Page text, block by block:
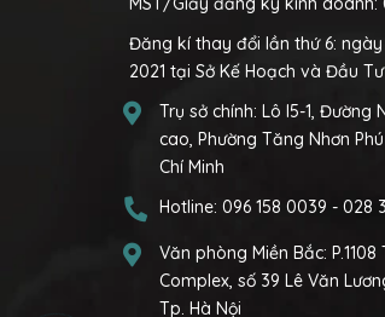
Đăng kí thay đổi lần thứ 6:
2021 tại Sở Kế Hoạch và Đầu
Trụ sở chính: Lô I5-1, Đường
cao, Phường Tăng Nhơn
Chí Minh
Hotline: 096 158 0039 - 028
Văn phòng Miền Bắc:
Complex, số 39 Lê Văn
Tp. Hà Nội